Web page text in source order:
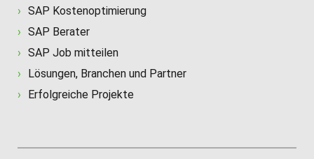
SAP Kostenoptimierung
SAP Berater
SAP Job mitteilen
Lösungen, Branchen und Partner
Erfolgreiche Projekte